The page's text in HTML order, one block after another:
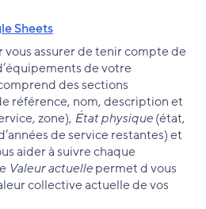
Sheets
assurer de tenir compte de
de votre
des sections
référence, nom, description et
zone), État physique(état,
de service restantes) et
aider à suivre chaque
Valeur actuellepermet d vous
collective actuelle de vos